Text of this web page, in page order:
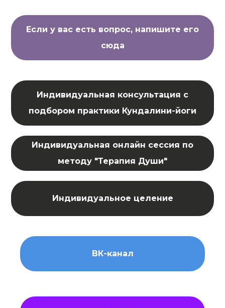
Если у вас есть вопрос, напишите его
сюда
Индивидуальная консультация с
подбором практики Кундалини-йоги
Индивидуальная онлайн сессия по
методу "Терапия Души"
Индивидуальное целение
ВК-канал